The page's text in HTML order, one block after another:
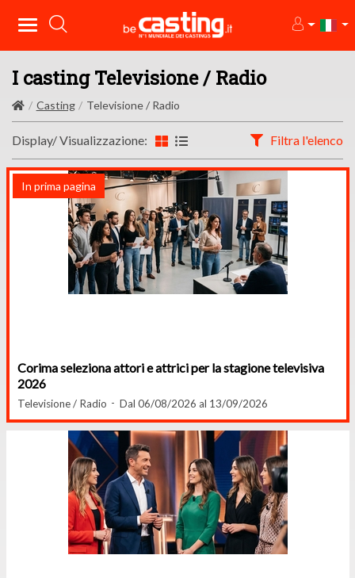
I casting Televisione / Radio
Casting Televisione / Radio
Display/ Visualizzazione: Filtra l'elenco
In prima pagina
Corima seleziona attori e attrici per la stagione televisiva
2026
Televisione / Radio Dal 06/08/2026 al 13/09/2026